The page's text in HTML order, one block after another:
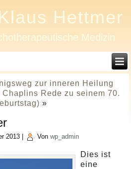
Hettmer
Medizin
zur inneren Heilung
Rede zu seinem 70.
»
2013 Von wp_admin
Dies ist
eine